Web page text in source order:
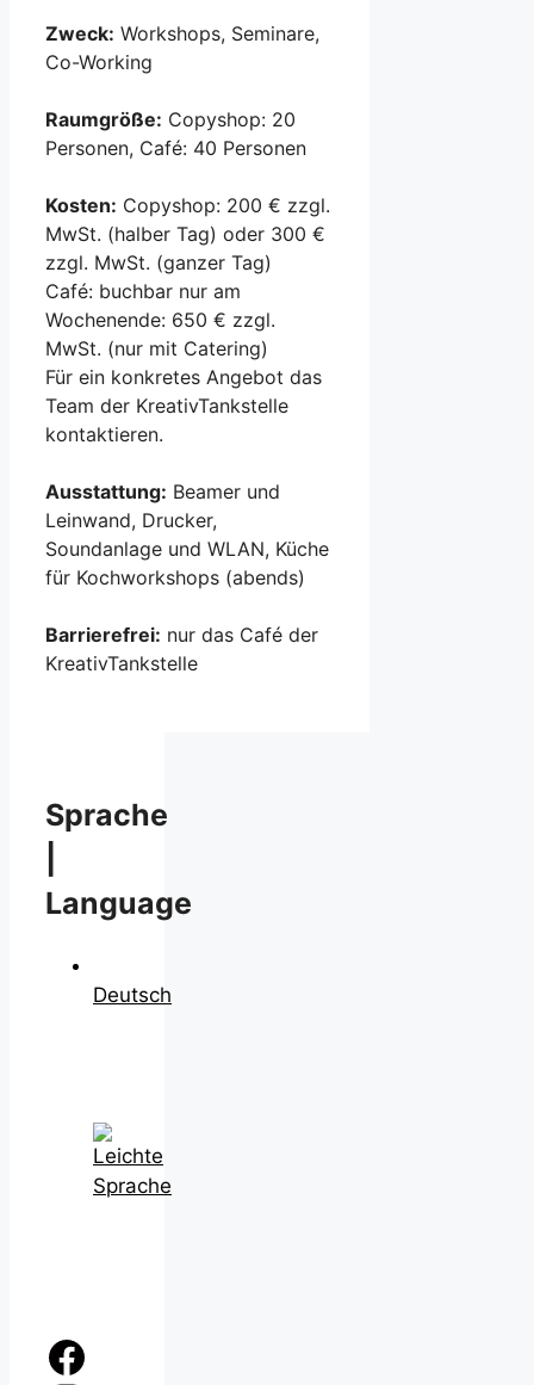
Zweck: Workshops, Seminare,
Co-Working
Raumgröße: Copyshop: 20
Personen, Café: 40 Personen
Kosten: Copyshop: 200 € zzgl.
MwSt. (halber Tag) oder 300 €
zzgl. MwSt. (ganzer Tag)
Café: buchbar nur am
Wochenende: 650 € zzgl.
MwSt. (nur mit Catering)
Für ein konkretes Angebot das
Team der KreativTankstelle
kontaktieren.
Ausstattung: Beamer und
Leinwand, Drucker,
Soundanlage und WLAN, Küche
für Kochworkshops (abends)
Barrierefrei: nur das Café der
KreativTankstelle
Sprache
Language
Deutsch
Facebook